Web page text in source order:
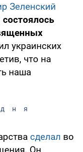
Зеленский
состоялось
украинских
что на
наша
сделал во
Он